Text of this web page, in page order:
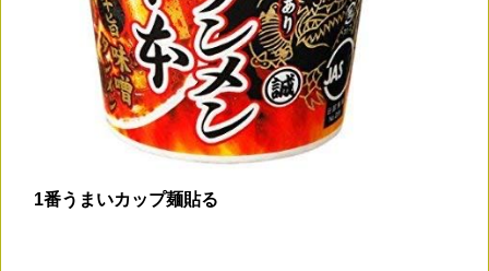
1番うまいカップ麺貼る